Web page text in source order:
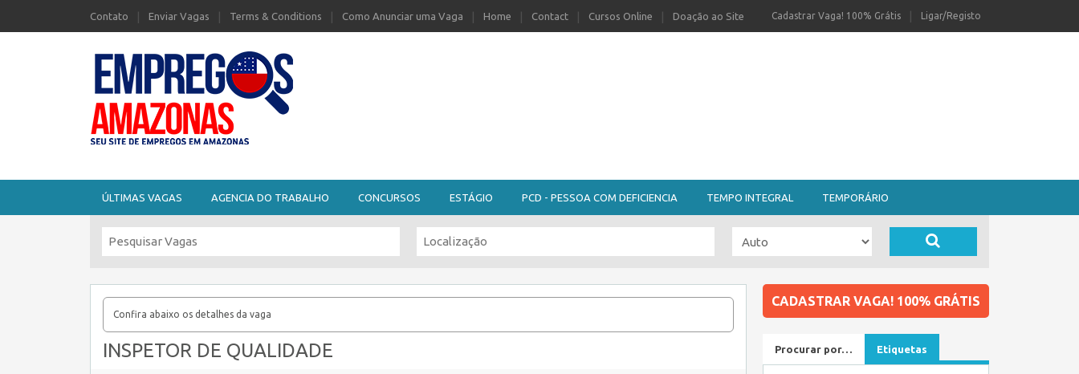
Contato Enviar Vagas Terms & Conditions Como Anunciar uma Vaga Home Contact Cursos Online Doação ao Site Ligar/Registo
Cadastrar Vaga! 100% Grátis
ÚLTIMAS VAGAS AGENCIA DO TRABALHO CONCURSOS ESTÁGIO PCD - PESSOA COM DEFICIENCIA TEMPO INTEGRAL TEMPORÁRIO
Confira abaixo os detalhes da vaga
INSPETOR DE QUALIDADE
CADASTRAR VAGA! 100% GRÁTIS
Procurar por… Etiquetas